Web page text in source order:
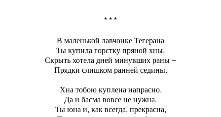
* * *
В маленькой лавчонке Тегерана
Ты купила горстку пряной хны,
Скрыть хотела дней минувших раны –
Прядки слишком ранней седины.
Хна тобою куплена напрасно.
Да и басма вовсе не нужна.
Ты юна и, как всегда, прекрасна,